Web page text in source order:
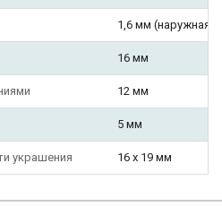
1,6 мм (наружная)
16 мм
12 мм
5 мм
украшения 16 х 19 мм